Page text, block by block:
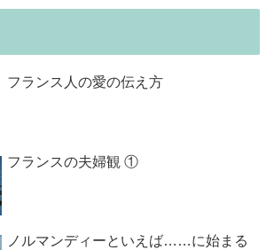
フランス人の愛の伝え方
フランスの夫婦観 ①
ノルマンディーといえば……に始まる